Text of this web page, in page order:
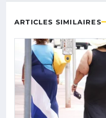
ARTICLES SIMILAIRES